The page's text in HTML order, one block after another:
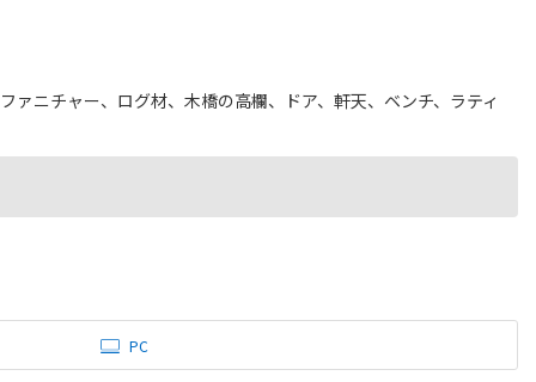
ニチャー、ログ材、木橋の高欄、ドア、軒天、ベンチ、ラティ
PC